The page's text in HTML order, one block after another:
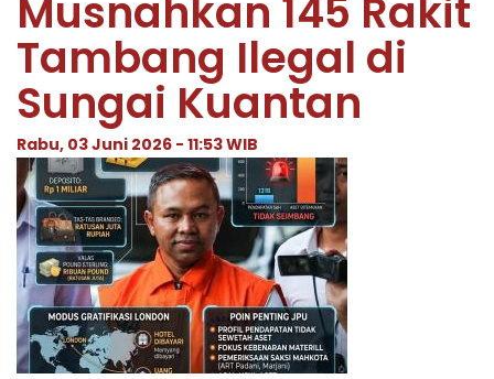
Musnahkan 145 Rakit
Tambang Ilegal di
Sungai Kuantan
Rabu, 03 Juni 2026 - 11:53 WIB